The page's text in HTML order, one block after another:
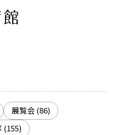
展覧会(86)
(155)